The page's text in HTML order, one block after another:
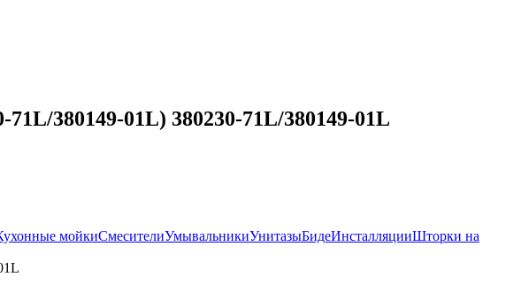
380149-01L) 380230-71L/380149-01L
мойкиСмесителиУмывальникиУнитазыБидеИнсталляцииШторки на